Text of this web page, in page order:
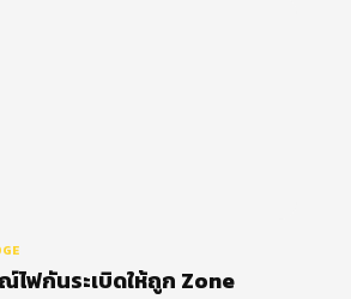
ไฟกันระเบิดให้ถูก Zone